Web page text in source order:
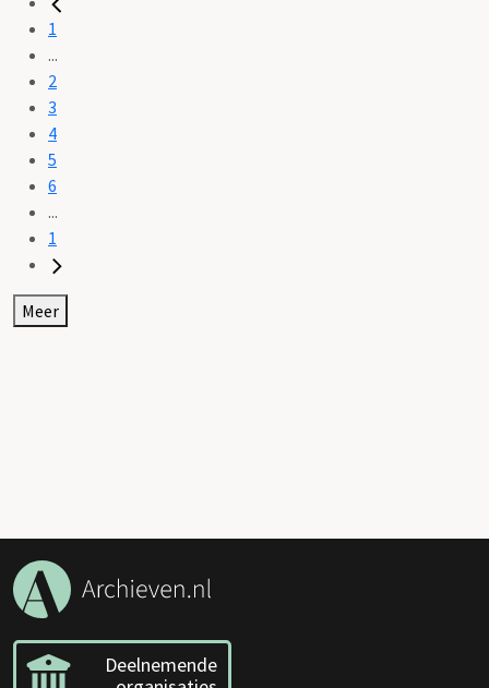
1
...
2
3
4
5
6
...
1
Meer
Deelnemende